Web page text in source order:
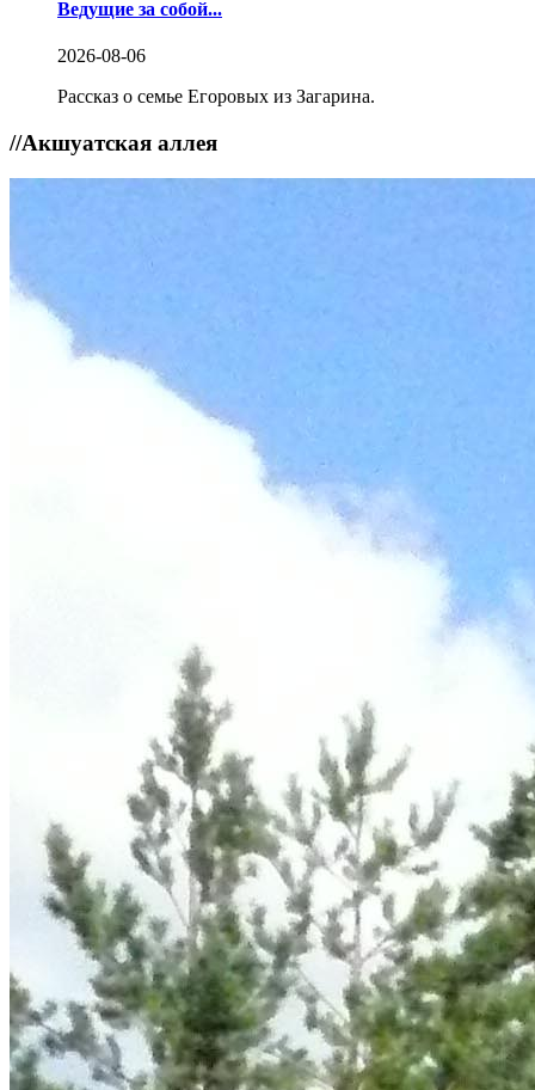
Ведущие за собой...
2026-08-06
Рассказ о семье Егоровых из Загарина.
//Акшуатская аллея